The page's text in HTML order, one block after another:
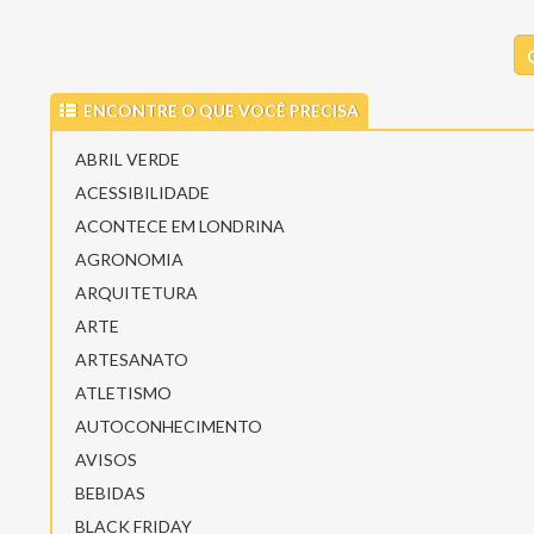
ENCONTRE O QUE VOCÊ PRECISA
ABRIL VERDE
ACESSIBILIDADE
ACONTECE EM LONDRINA
AGRONOMIA
ARQUITETURA
ARTE
ARTESANATO
ATLETISMO
AUTOCONHECIMENTO
AVISOS
BEBIDAS
BLACK FRIDAY